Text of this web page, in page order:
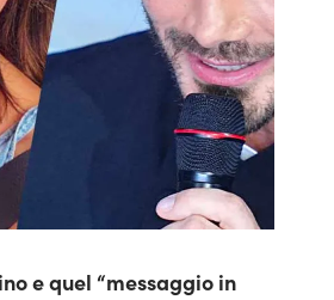
e quel “messaggio in